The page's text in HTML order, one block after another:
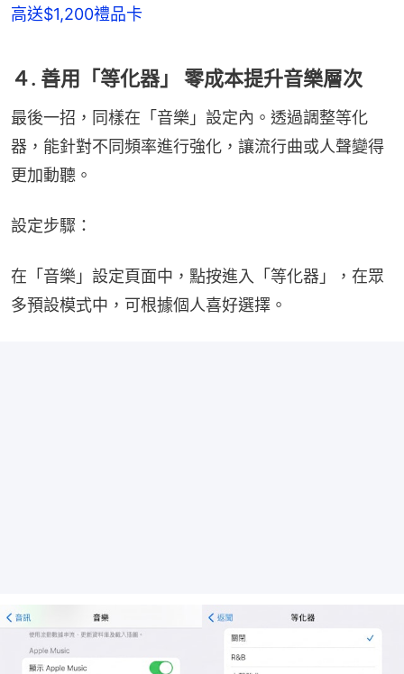
高送$1,200禮品卡
４. 善用「等化器」 零成本提升音樂層次
最後一招，同樣在「音樂」設定內。透過調整等化
器，能針對不同頻率進行強化，讓流行曲或人聲變得
更加動聽。
設定步驟：
在「音樂」設定頁面中，點按進入「等化器」，在眾
多預設模式中，可根據個人喜好選擇。